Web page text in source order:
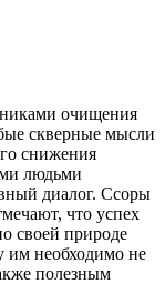
очищения
скверные мысли
снижения
людьми
диалог. Ссоры
что успех
своей природе
им необходимо не
полезным